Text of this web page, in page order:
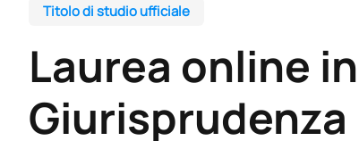
Titolo di studio ufficiale
Laurea online in
Giurisprudenza